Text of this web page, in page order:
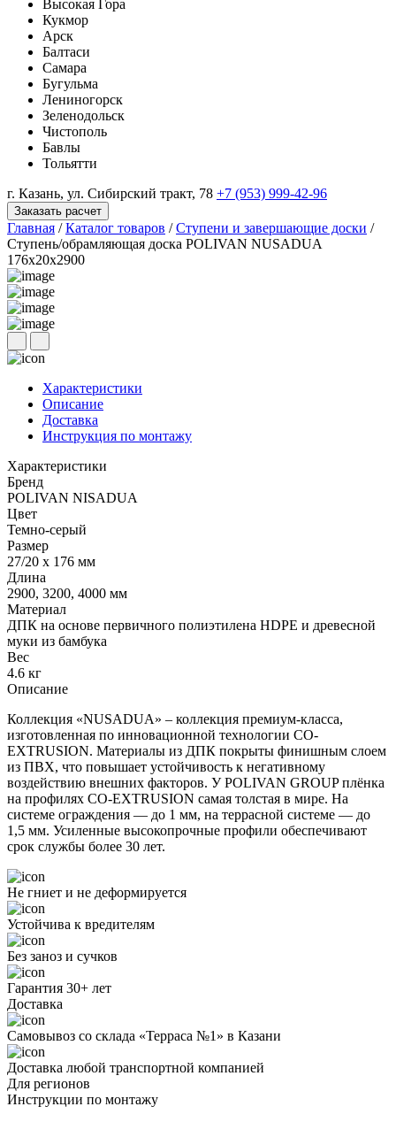
Высокая Гора
Кукмор
Арск
Балтаси
Самара
Бугульма
Лениногорск
Зеленодольск
Чистополь
Бавлы
Тольятти
г. Казань, ул. Сибирский тракт, 78 +7 (953) 999-42-96
Заказать расчет
Главная / Каталог товаров / Ступени и завершающие доски /
Ступень/обрамляющая доска POLIVAN NUSADUA
176х20х2900
Характеристики
Описание
Доставка
Инструкция по монтажу
Характеристики
Бренд
POLIVAN NISADUA
Цвет
Темно-серый
Размер
27/20 х 176 мм
Длина
2900, 3200, 4000 мм
Материал
ДПК на основе первичного полиэтилена HDPE и древесной
муки из бамбука
Вес
4.6 кг
Описание
Коллекция «NUSADUA» – коллекция премиум-класса,
изготовленная по инновационной технологии CO-
EXTRUSION. Материалы из ДПК покрыты финишным слоем
из ПВХ, что повышает устойчивость к негативному
воздействию внешних факторов. У POLIVAN GROUP плёнка
на профилях CO-EXTRUSION самая толстая в мире. На
системе ограждения — до 1 мм, на террасной системе — до
1,5 мм. Усиленные высокопрочные профили обеспечивают
срок службы более 30 лет.
Не гниет и не деформируется
Устойчива к вредителям
Без заноз и сучков
Гарантия 30+ лет
Доставка
Самовывоз со склада «Терраса №1» в Казани
Доставка любой транспортной компанией
Для регионов
Инструкции по монтажу